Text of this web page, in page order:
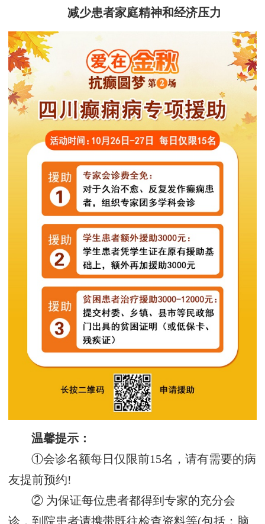
减少患者家庭精神和经济压力
温馨提示：
①会诊名额每日仅限前15名，请有需要的病
友提前预约!
② 为保证每位患者都得到专家的充分会